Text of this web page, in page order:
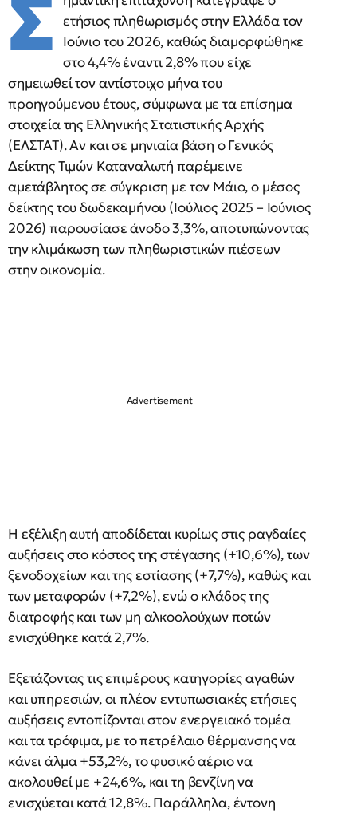
Σ ετήσιος πληθωρισμός στην Ελλάδα τον
Ιούνιο του 2026, καθώς διαμορφώθηκε
στο 4,4% έναντι 2,8% που είχε
σημειωθεί τον αντίστοιχο μήνα του
προηγούμενου έτους, σύμφωνα με τα επίσημα
στοιχεία της Ελληνικής Στατιστικής Αρχής
(ΕΛΣΤΑΤ). Αν και σε μηνιαία βάση ο Γενικός
Δείκτης Τιμών Καταναλωτή παρέμεινε
αμετάβλητος σε σύγκριση με τον Μάιο, ο μέσος
δείκτης του δωδεκαμήνου (Ιούλιος 2025 – Ιούνιος
2026) παρουσίασε άνοδο 3,3%, αποτυπώνοντας
την κλιμάκωση των πληθωριστικών πιέσεων
στην οικονομία.
Η εξέλιξη αυτή αποδίδεται κυρίως στις ραγδαίες
αυξήσεις στο κόστος της στέγασης (+10,6%), των
ξενοδοχείων και της εστίασης (+7,7%), καθώς και
των μεταφορών (+7,2%), ενώ ο κλάδος της
διατροφής και των μη αλκοολούχων ποτών
ενισχύθηκε κατά 2,7%.
Εξετάζοντας τις επιμέρους κατηγορίες αγαθών
και υπηρεσιών, οι πλέον εντυπωσιακές ετήσιες
αυξήσεις εντοπίζονται στον ενεργειακό τομέα
και τα τρόφιμα, με το πετρέλαιο θέρμανσης να
κάνει άλμα +53,2%, το φυσικό αέριο να
ακολουθεί με +24,6%, και τη βενζίνη να
ενισχύεται κατά 12,8%. Παράλληλα, έντονη